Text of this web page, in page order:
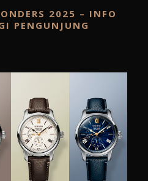
2025 – INFO
PENGUNJUNG